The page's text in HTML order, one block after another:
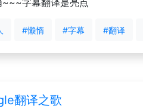
~~~字幕翻译是亮点
#懒惰 #字幕 #翻译
翻译之歌